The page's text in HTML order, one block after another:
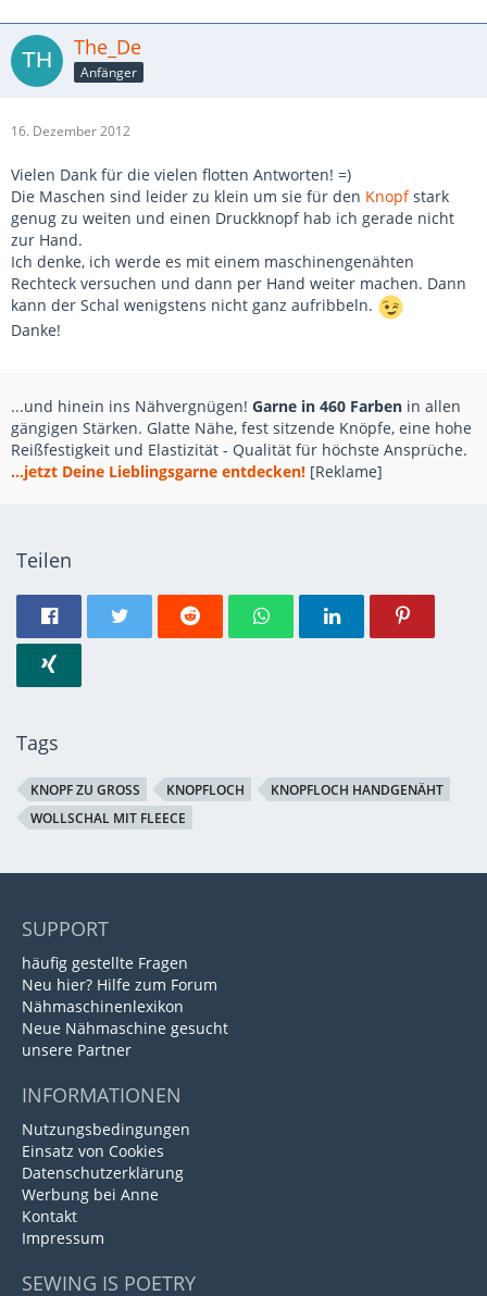
The_De
Anfänger
16. Dezember 2012
Vielen Dank für die vielen flotten Antworten! =)
Die Maschen sind leider zu klein um sie für den Knopfstark
genug zu weiten und einen Druckknopf hab ich gerade nicht
zur Hand.
Ich denke, ich werde es mit einem maschinengenähten
Rechteck versuchen und dann per Hand weiter machen. Dann
kann der Schal wenigstens nicht ganz aufribbeln.
Danke!
...und hinein ins Nähvergnügen! Garne in 460 Farben in allen
gängigen Stärken. Glatte Nähe, fest sitzende Knöpfe, eine hohe
Reißfestigkeit und Elastizität - Qualität für höchste Ansprüche.
...jetzt Deine Lieblingsgarne entdecken! [Reklame]
Teilen
Tags
KNOPF ZU GROSS KNOPFLOCH
KNOPFLOCH HANDGENÄHT
WOLLSCHAL MIT FLEECE
SUPPORT
häufig gestellte Fragen
Neu hier? Hilfe zum Forum
Nähmaschinenlexikon
Neue Nähmaschine gesucht
unsere Partner
INFORMATIONEN
Nutzungsbedingungen
Einsatz von Cookies
Datenschutzerklärung
Werbung bei Anne
Kontakt
Impressum
SEWING IS POETRY